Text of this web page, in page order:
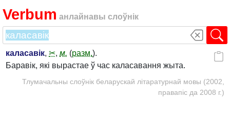
Verbum анлайнавы слоўнік
каласавік, ✂, м. (разм.).
Баравік, які вырастае ў час каласавання жыта.
Тлумачальны слоўнік беларускай літаратурнай мовы (2002,
правапіс да 2008 г.)